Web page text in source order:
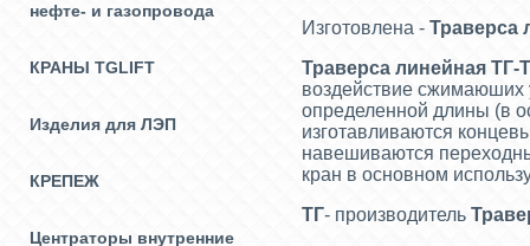
нефте- и газопровода
КРАНЫ TGLIFT
Изделия для ЛЭП
КРЕПЕЖ
Центраторы внутренние
Изготовлена - Траверса
Траверса линейная
воздействие сжимаюших
определенной длины (в
изготавливаются
навешиваются
кран в основном
ТГ- производитель